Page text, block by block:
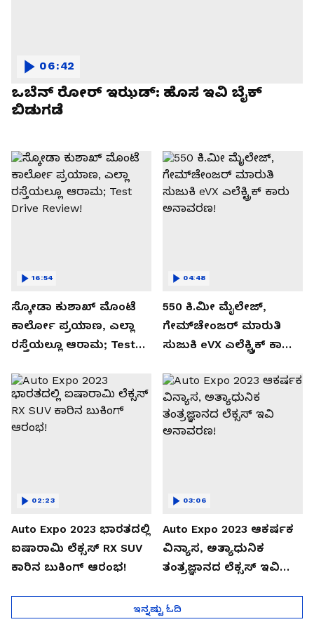
ಒಬೆನ್ ರೋರ್ ಇಝಡ್: ಹೊಸ ಇವಿ ಬೈಕ್
ಬಿಡುಗಡೆ
06:42
ಸ್ಕೋಡಾ ಕುಶಾಖ್ ಮೊಂಟೆ
ಕಾರ್ಲೋ ಪ್ರಯಾಣ, ಎಲ್ಲಾ
ರಸ್ತೆಯಲ್ಲೂ ಆರಾಮ; Test
16:54
550 ಕಿ.ಮೀ ಮೈಲೇಜ್,
ಗೇಮ್‌ಚೇಂಜರ್ ಮಾರುತಿ
ಸುಜುಕಿ eVX ಎಲೆಕ್ಟ್ರಿಕ್ ಕಾರು
04:48
Auto Expo 2023 ಭಾರತದಲ್ಲಿ
ಐಷಾರಾಮಿ ಲೆಕ್ಸಸ್ RX SUV
ಕಾರಿನ ಬುಕಿಂಗ್ ಆರಂಭ!
02:23
Auto Expo 2023 ಆಕರ್ಷಕ
ವಿನ್ಯಾಸ, ಅತ್ಯಾಧುನಿಕ
ತಂತ್ರಜ್ಞಾನದ ಲೆಕ್ಸಸ್ ಇವಿ
03:06
ಇನ್ನಷ್ಟು ಓದಿ